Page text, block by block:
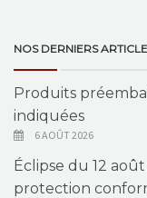
NOS DERNIERS
Produits
indiquées
6 AOÛT 2026
Éclipse du 12
protection